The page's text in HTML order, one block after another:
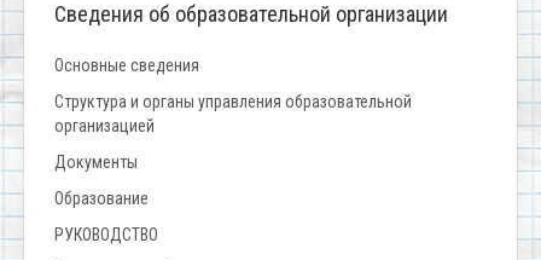
Сведения об образовательной организации
Основные сведения
Структура и органы управления образовательной
организацией
Документы
Образование
РУКОВОДСТВО